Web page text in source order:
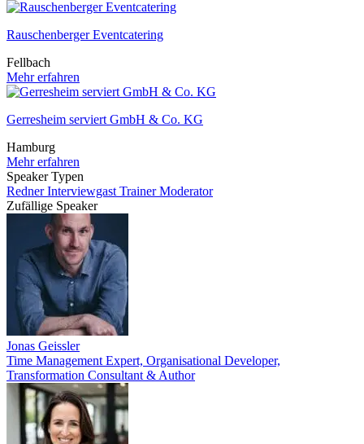
Rauschenberger Eventcatering
Fellbach
Mehr erfahren
Gerresheim serviert GmbH & Co. KG
Hamburg
Mehr erfahren
Speaker Typen
RednerInterviewgast TrainerModerator
Zufällige Speaker
Jonas Geissler
Time Management Expert, Organisational Developer,
Transformation Consultant & Author